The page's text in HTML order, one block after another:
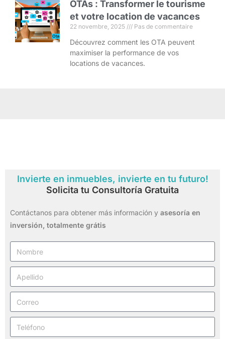
OTAs : Transformer le tourisme
et votre location de vacances
22 novembre, 2025 Pas de commentaire
Découvrez comment les OTA peuvent
maximiser la performance de vos
locations de vacances.
Invierte en inmuebles, invierte en tu futuro!
Solicita tu Consultoría Gratuita
Contáctanos para obtener más información y asesoría en
inversión, totalmente grátis